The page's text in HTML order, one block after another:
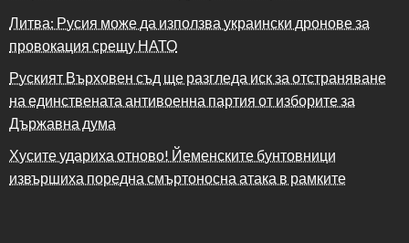
Литва: Русия може да използва украински дронове за
провокация срещу НАТО
Руският Върховен съд ще разгледа иск за отстраняване
на единствената антивоенна партия от изборите за
Държавна дума
Хусите удариха отново! Йеменските бунтовници
извършиха поредна смъртоносна атака в рамките